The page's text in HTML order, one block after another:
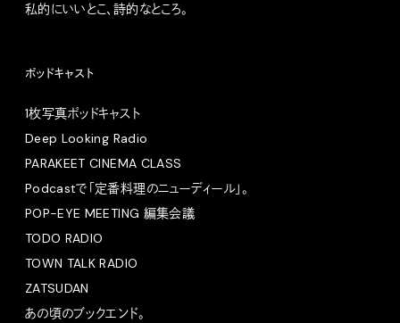
私的にいいとこ、詩的なところ。
ポッドキャスト
1枚写真ポッドキャスト
Deep Looking Radio
PARAKEET CINEMA CLASS
Podcastで「定番料理のニューディール」。
POP-EYE MEETING 編集会議
TODO RADIO
TOWN TALK RADIO
ZATSUDAN
あの頃のブックエンド。